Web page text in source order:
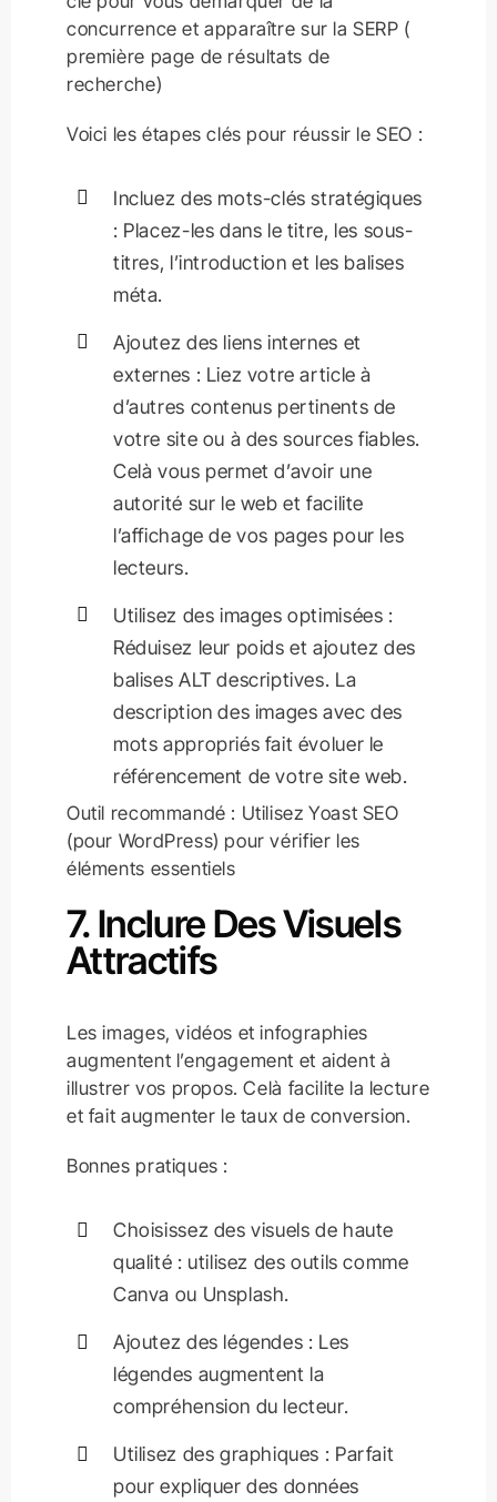
concurrence et apparaître sur la SERP (
première page de résultats de
recherche)
Voici les étapes clés pour réussir le SEO :
Incluez des mots-clés stratégiques
: Placez-les dans le titre, les sous-
titres, l’introduction et les balises
méta.
Ajoutez des liens internes et
externes : Liez votre article à
d’autres contenus pertinents de
votre site ou à des sources fiables.
Celà vous permet d’avoir une
autorité sur le web et facilite
l’affichage de vos pages pour les
lecteurs.
Utilisez des images optimisées :
Réduisez leur poids et ajoutez des
balises ALT descriptives. La
description des images avec des
mots appropriés fait évoluer le
référencement de votre site web.
Outil recommandé : Utilisez Yoast SEO
(pour WordPress) pour vérifier les
éléments essentiels
7. Inclure Des Visuels
Attractifs
Les images, vidéos et infographies
augmentent l’engagement et aident à
illustrer vos propos. Celà facilite la lecture
et fait augmenter le taux de conversion.
Bonnes pratiques :
Choisissez des visuels de haute
qualité : utilisez des outils comme
Canva ou Unsplash.
Ajoutez des légendes : Les
légendes augmentent la
compréhension du lecteur.
Utilisez des graphiques : Parfait
pour expliquer des données